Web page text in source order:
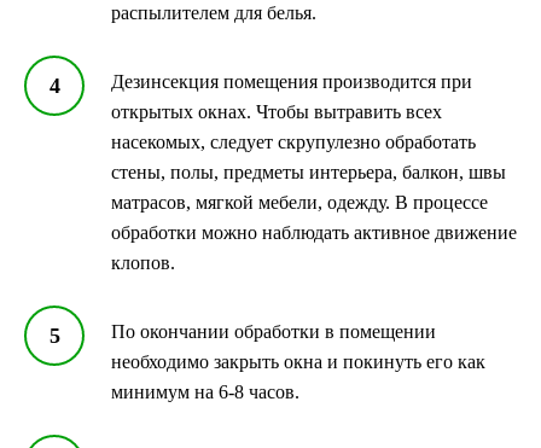
распылителем для белья.
Дезинсекция помещения производится при
открытых окнах. Чтобы вытравить всех
насекомых, следует скрупулезно обработать
стены, полы, предметы интерьера, балкон, швы
матрасов, мягкой мебели, одежду. В процессе
обработки можно наблюдать активное движение
клопов.
По окончании обработки в помещении
необходимо закрыть окна и покинуть его как
минимум на 6-8 часов.